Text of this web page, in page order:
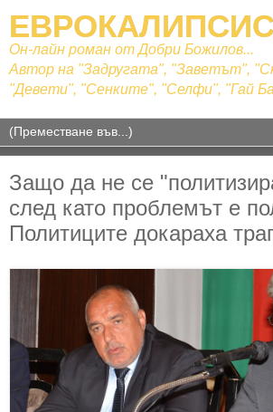
ЕВРОКАЛИПСИС
Он-лайн роман от Добри Божилов...
Автор на "Задругата", "Заветът",
"Девети", "Сенките", "Селфи", "Гай
Защо да не се
след като проблемът е
Политиците докараха